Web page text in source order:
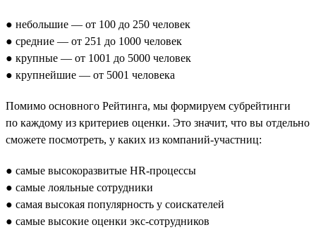
● небольшие — от 100 до 250 человек
● средние — от 251 до 1000 человек
● крупные — от 1001 до 5000 человек
● крупнейшие — от 5001 человека
Помимо основного Рейтинга, мы формируем субрейтинги
по каждому из критериев оценки. Это значит, что вы отдельно
сможете посмотреть, у каких из компаний-участниц:
● самые высокоразвитые HR-процессы
● самые лояльные сотрудники
● самая высокая популярность у соискателей
● самые высокие оценки экс-сотрудников